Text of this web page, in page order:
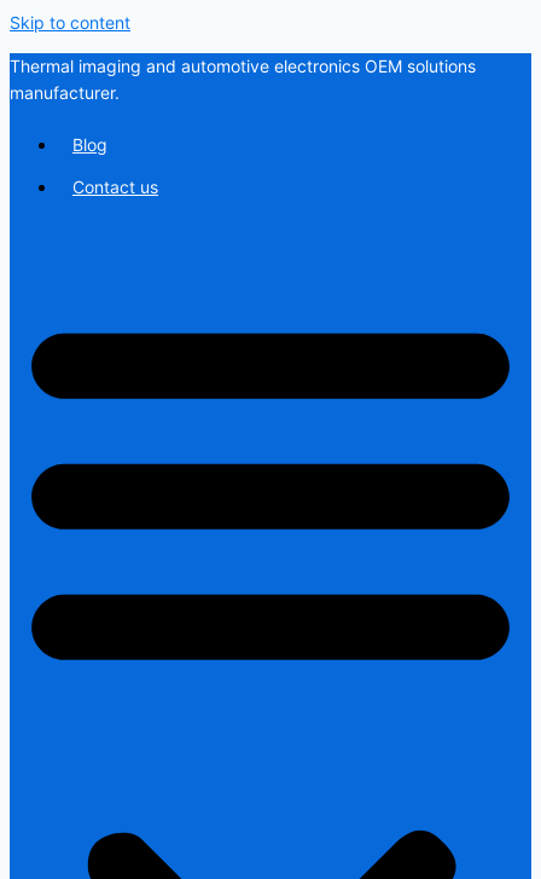
Skip to content
Thermal imaging and automotive electronics OEM solutions
manufacturer.
Blog
Contact us